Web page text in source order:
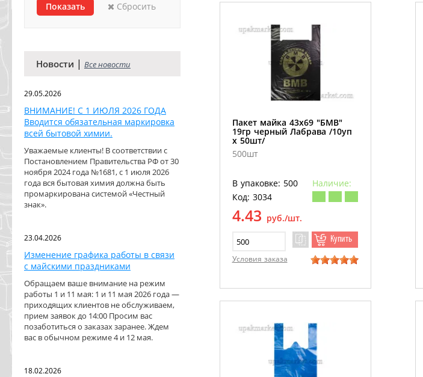
Сбросить
Новости | Все новости
29.05.2026
ВНИМАНИЕ! С 1 ИЮЛЯ 2026 ГОДА
Вводится обязательная маркировка
всей бытовой химии.
Уважаемые клиенты! В соответствии с
Постановлением Правительства РФ от 30
ноября 2024 года №1681, с 1 июля 2026
года вся бытовая химия должна быть
промаркирована системой «Честный
знак».
23.04.2026
Изменение графика работы в связи
с майскими праздниками
Обращаем ваше внимание на режим
работы 1 и 11 мая: 1 и 11 мая 2026 года —
приходящих клиентов не обслуживаем,
прием заявок до 14:00 Просим вас
позаботиться о заказах заранее. Ждем
вас в обычном режиме 4 и 12 мая.
18.02.2026
Пакет майка 43х69 "БМВ"
19гр черный Лабрава /10уп
х 50шт/
500шт
В упаковке: 500
Наличие:
Код: 3034
4.43 руб./шт.
Купить
Условия заказа